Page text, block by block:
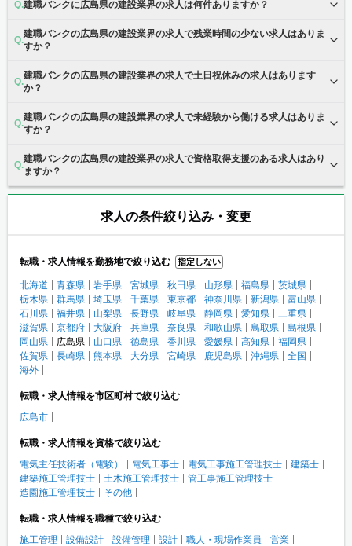
建職バンクに広島県の建設業界の求人は何件ありますか？
建職バンクの広島県の建設業界の求人で残業時間の少ない求人はありま
すか？
建職バンクの広島県の建設業界の求人で土日祝休みの求人はあります
か？
建職バンクの広島県の建設業界の求人で未経験から働ける求人はありま
すか？
建職バンクの広島県の建設業界の求人で資格取得支援のある求人はあり
ますか？
求人の条件絞り込み・変更
転職・求人情報を勤務地で絞り込む 指定しない
北海道 青森県 岩手県 宮城県 秋田県 山形県 福島県
茨城県
栃木県
群馬県 埼玉県 千葉県 東京都 神奈川県 新潟県
富山県
石川県
福井県 山梨県 長野県 岐阜県 静岡県 愛知県
三重県
滋賀県
京都府 大阪府 兵庫県 奈良県 和歌山県 鳥取県
島根県
岡山県
広島県 山口県 徳島県 香川県 愛媛県 高知県
福岡県
佐賀県
長崎県 熊本県 大分県 宮崎県 鹿児島県 沖縄県
全国
海外
転職・求人情報を市区町村で絞り込む
広島市
転職・求人情報を資格で絞り込む
電気主任技術者（電験）
電気工事士 電気工事施工管理技士
建築士
建築施工管理技士
土木施工管理技士
管工事施工管理技士
造園施工管理技士
その他
転職・求人情報を職種で絞り込む
施工管理
設備設計 設備管理 設計 職人・現場作業員
営業